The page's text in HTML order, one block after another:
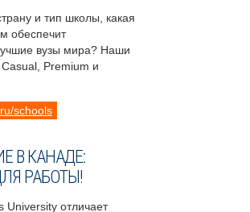
и тип школы, какая
обеспечит
вузы мира? Наши
Premium и
schools
В КАНАДЕ:
РАБОТЫ!
University отличает